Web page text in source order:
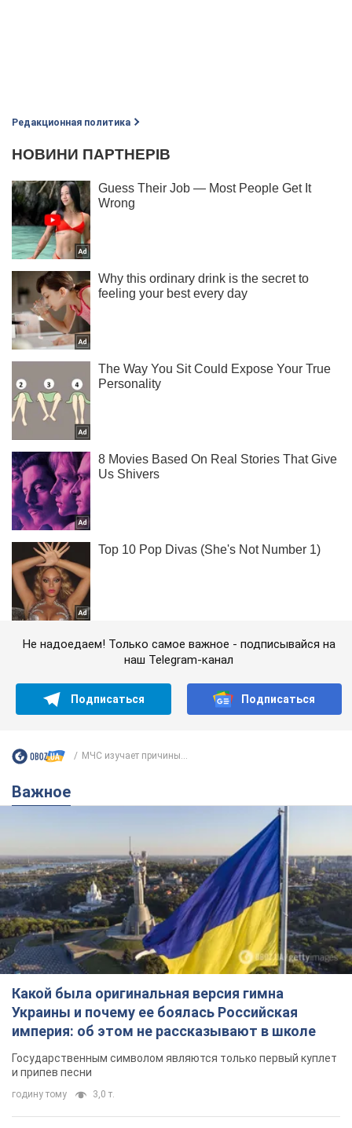
Редакционная политика
Не надоедаем! Только самое важное - подписывайся на
наш Telegram-канал
Подписаться Подписаться
МЧС изучает причины...
Важное
Какой была оригинальная версия гимна
Украины и почему ее боялась Российская
империя: об этом не рассказывают в школе
Государственным символом являются только первый куплет
и припев песни
годину тому 3,0 т.